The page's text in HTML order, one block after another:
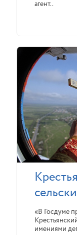
агент..
«В Госдуме
имениями